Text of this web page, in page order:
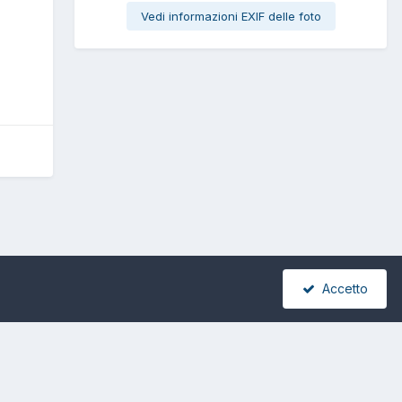
Vedi informazioni EXIF delle foto
Accetto